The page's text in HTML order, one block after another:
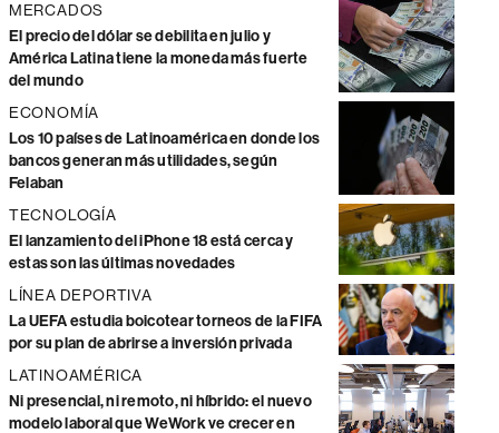
MERCADOS
El precio del dólar se debilita en julio y
América Latina tiene la moneda más fuerte
del mundo
ECONOMÍA
Los 10 países de Latinoamérica en donde los
bancos generan más utilidades, según
Felaban
TECNOLOGÍA
El lanzamiento del iPhone 18 está cerca y
estas son las últimas novedades
LÍNEA DEPORTIVA
La UEFA estudia boicotear torneos de la FIFA
por su plan de abrirse a inversión privada
LATINOAMÉRICA
Ni presencial, ni remoto, ni híbrido: el nuevo
modelo laboral que WeWork ve crecer en